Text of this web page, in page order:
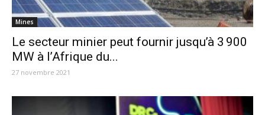
Mines
Le secteur minier peut fournir jusqu’à 3 900
MW à l’Afrique du...
27 novembre 2021